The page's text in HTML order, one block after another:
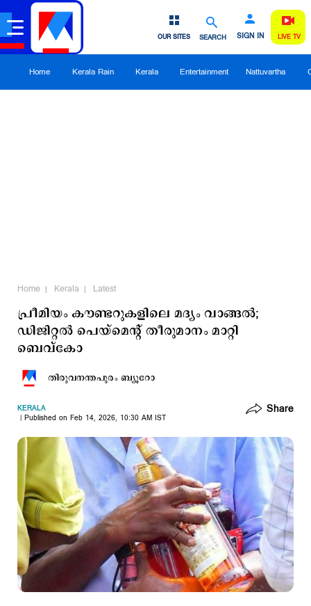
SEARCH SIGN IN
OUR SITES LIVE TV
Home Kerala Rain Kerala Entertainment Nattuvartha
Home Kerala Latest
പ്രീമിയം കൗണ്ടറുകളിലെ മദ്യം വാങ്ങല്‍;
ഡിജിറ്റല്‍ പെയ്മെന്‍റ് തീരുമാനം മാറ്റി
ബെവ്കോ
തിരുവനന്തപുരം ബ്യൂറോ
KERALA
Published on Feb 14, 2026, 10:30 AM IST
Share